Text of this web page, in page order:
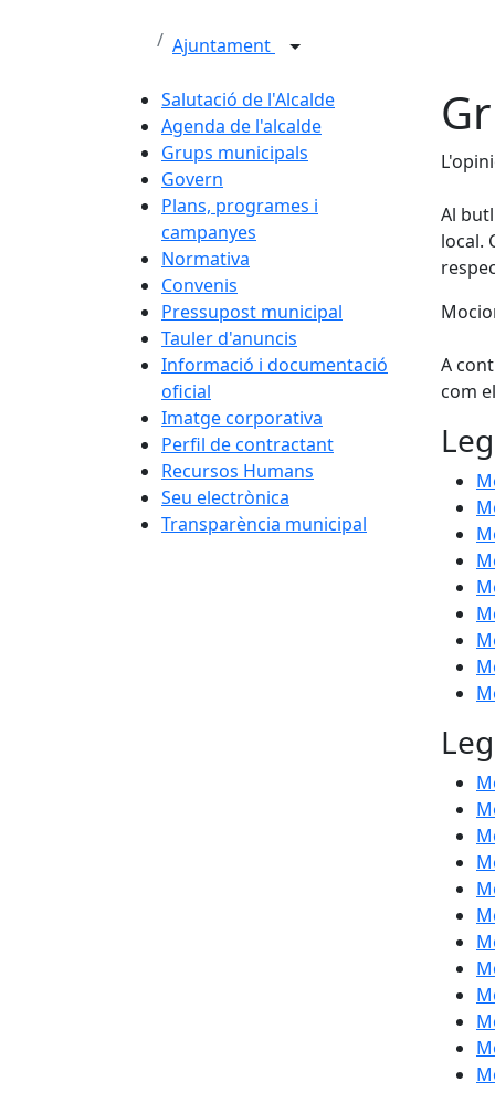
Ajuntament
Salutació de l'Alcalde
Agenda de l'alcalde
Grups municipals
Govern
Plans, programes i
campanyes
Normativa
Convenis
Pressupost municipal
Tauler d'anuncis
Informació i documentació
oficial
Imatge corporativa
Perfil de contractant
Recursos Humans
Seu electrònica
Transparència municipal
Al
local.
A
com